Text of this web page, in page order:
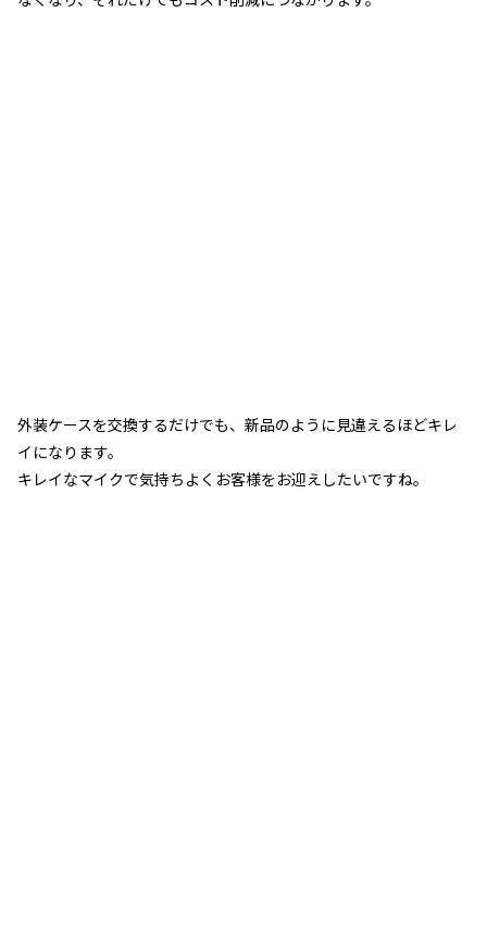
外装ケースを交換するだけでも、新品のように見違えるほどキレ
イになります。
キレイなマイクで気持ちよくお客様をお迎えしたいですね。